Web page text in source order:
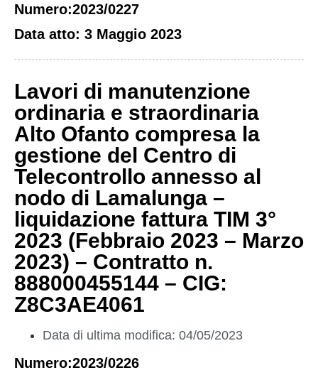
Numero:2023/0227
Data atto: 3 Maggio 2023
Lavori di manutenzione
ordinaria e straordinaria
Alto Ofanto compresa la
gestione del Centro di
Telecontrollo annesso al
nodo di Lamalunga –
liquidazione fattura TIM 3°
2023 (Febbraio 2023 – Marzo
2023) – Contratto n.
888000455144 – CIG:
Z8C3AE4061
Data di ultima modifica: 04/05/2023
Numero:2023/0226